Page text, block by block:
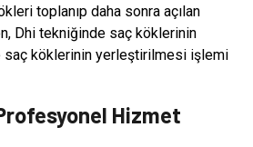
toplanıp daha sonra açılan
Dhi tekniğinde saç köklerinin
saç köklerinin yerleştirilmesi işlemi
Hizmet